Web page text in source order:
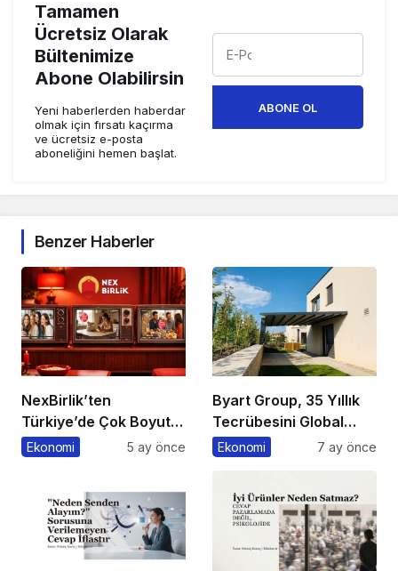
Tamamen
Ücretsiz Olarak
Bültenimize
Abone Olabilirsin
Yeni haberlerden haberdar
olmak için fırsatı kaçırma
ve ücretsiz e-posta
aboneliğini hemen başlat.
ABONE OL
Benzer Haberler
NexBirlik’ten
Türkiye’de Çok Boyutlu
Marka Hamlesi
Ekonomi 5 ay önce
Byart Group, 35 Yıllık
Tecrübesini Global
Başarıya Dönüştürüyor
Ekonomi 7 ay önce